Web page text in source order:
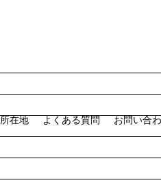
所在地 よくある質問 お問い合